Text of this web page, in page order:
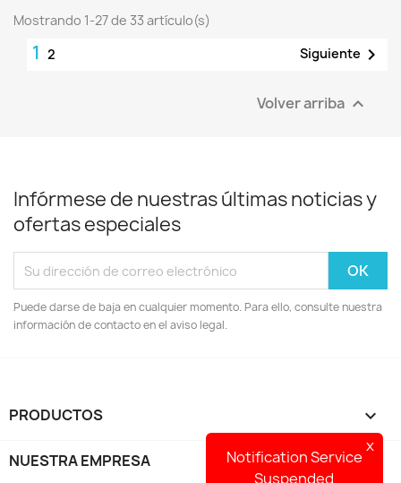
Mostrando 1-27 de 33 artículo(s)
1 2 Siguiente 
Volver arriba 
Infórmese de nuestras últimas noticias y
ofertas especiales
Puede darse de baja en cualquier momento. Para ello, consulte nuestra
información de contacto en el aviso legal.
PRODUCTOS 
NUESTRA EMPRESA 
x
Notification Service
Suspended